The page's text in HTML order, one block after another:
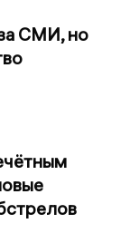
СМИ, но